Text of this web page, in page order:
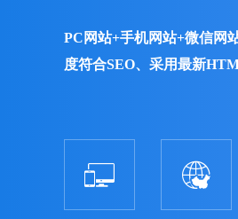
PC网站+手机网站+微信网
度符合SEO、采用最新
 